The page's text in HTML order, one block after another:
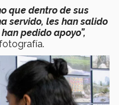
que dentro de sus
servido, les han salido
pedido apoyo”,